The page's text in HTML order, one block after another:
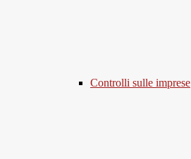
Controlli sulle imprese